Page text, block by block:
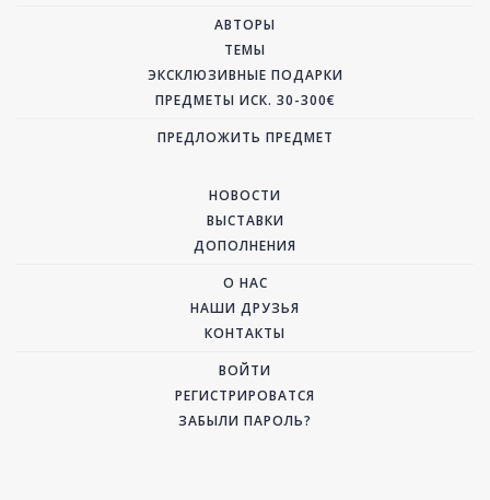
АВТОРЫ
ТЕМЫ
ЭКСКЛЮЗИВНЫЕ ПОДАРКИ
ПРЕДМЕТЫ ИСК. 30-300€
ПРЕДЛОЖИТЬ ПРЕДМЕТ
НОВОСТИ
ВЫСТАВКИ
ДОПОЛНЕНИЯ
О НАС
НАШИ ДРУЗЬЯ
КОНТАКТЫ
ВОЙТИ
РЕГИСТРИРОВАТСЯ
ЗАБЫЛИ ПАРОЛЬ?